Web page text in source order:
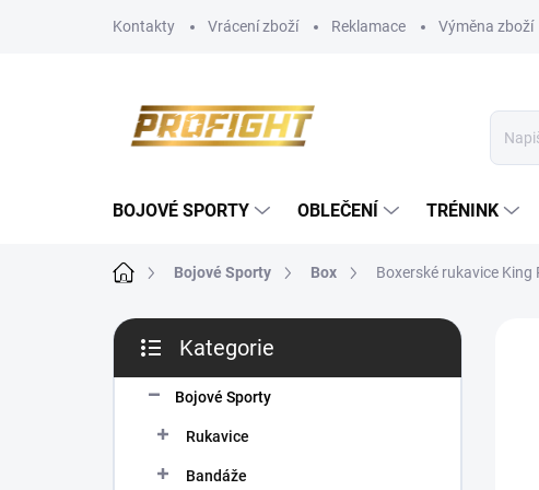
Kontakty Vrácení zboží Reklamace Výměna zboží
BOJOVÉ SPORTY OBLEČENÍ TRÉNINK
Domů Bojové Sporty Box Boxerské rukavice King
P
s
kategorie
Kategorie
Bojové Sporty
Rukavice
Bandáže